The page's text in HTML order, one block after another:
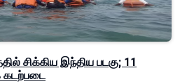
சிக்கிய இந்திய படகு; 11